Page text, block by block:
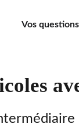
Vos questions